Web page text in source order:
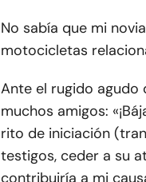
No sabía que mi
motocicletas
Ante el rugido agudo
muchos amigos:
rito de iniciación
testigos, ceder a su
contribuiría a mi